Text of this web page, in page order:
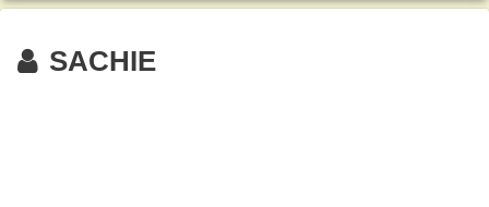
SACHIE